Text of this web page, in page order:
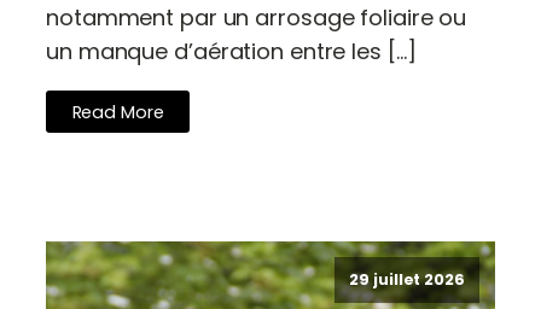
notamment par un arrosage foliaire ou
un manque d’aération entre les […]
Read More
29 juillet 2026